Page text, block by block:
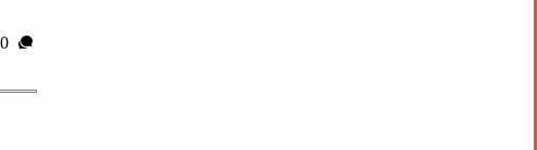
680